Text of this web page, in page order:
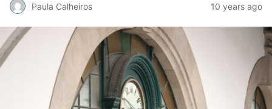
Paula Calheiros 10 years ago